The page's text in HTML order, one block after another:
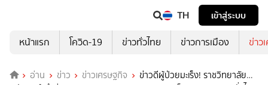
TH
เข้าสู่ระบบ
หน้าแรก
โควิด-19 ข่าวทั่วไทย ข่าวการเมือง ข่าว
อ่าน ข่าว ข่าวเศรษฐกิจ
ข่าวดีผู้ป่วยมะเร็ง! ราชวิทยาลัย
จุฬาภรณ์ นำส่ง “อิมครานิบ 100” ยาพระราชทานล็อตแรก กระจายทั่วไทย